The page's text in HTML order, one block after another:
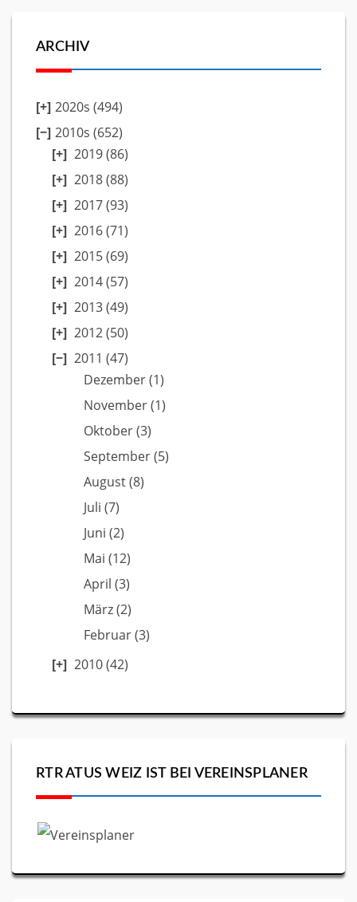
ARCHIV
2020s (494)
2010s (652)
2019(86)
2018(88)
2017(93)
2016(71)
2015(69)
2014(57)
2013(49)
2012(50)
2011 (47)
Dezember(1)
November(1)
Oktober(3)
September(5)
August(8)
Juli (7)
Juni (2)
Mai (12)
April (3)
März(2)
Februar(3)
2010(42)
RTR ATUS WEIZ IST BEI VEREINSPLANER